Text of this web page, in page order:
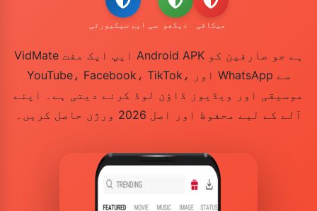
سی ایم سیکیورٹی دیکھو میکافی
VidMate ایپ ایک مفت Android APK ہے جو صارفین کو
YouTube، Facebook، TikTok، اور WhatsApp سے
موسیقی اور ویڈیوز ڈاؤن لوڈ کرنے دیتی ہے۔ اپنے
آلے کے لیے محفوظ اور اصل 2026 ورژن حاصل کریں۔